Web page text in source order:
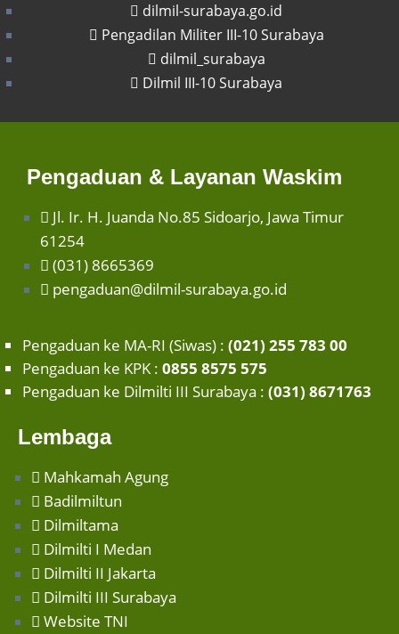
dilmil-surabaya.go.id
Pengadilan Militer III-10 Surabaya
dilmil_surabaya
Dilmil III-10 Surabaya
Pengaduan & Layanan Waskim
Jl. Ir. H. Juanda No.85 Sidoarjo, Jawa Timur
61254
(031) 8665369
pengaduan@dilmil-surabaya.go.id
Pengaduan ke MA-RI (Siwas) : (021) 255 783 00
Pengaduan ke KPK : 0855 8575 575
Pengaduan ke Dilmilti III Surabaya : (031) 8671763
Lembaga
Mahkamah Agung
Badilmiltun
Dilmiltama
Dilmilti I Medan
Dilmilti II Jakarta
Dilmilti III Surabaya
Website TNI